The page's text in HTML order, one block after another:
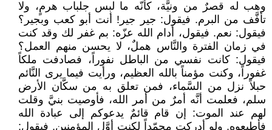
وهب له قصرٌ من ونيَّة، كأنّه ما لبس جلباب هرمٍ، ولا
تأفَّف من البرم. فيقول: جير جير! أنت أبو كعب وبجير؟
فيقول: نعم. فيقول، أدام الله عزّه: بم غفر لك وقد كنت
في زمان الفترة والنَّاس هملٌ، لا يحسن منهم العمل؟
فيقول: كانت نفسي من الباطل نفوراً، فصادفت ملكاً
غفوراً، وكنت مؤمناً بالله العظيم، ورأيت فيما يرى النَّائم
حبلاً نزل من السَّماء، فمن تعلق به من سكَّان الأرض
سلم، فعلمت أنَّه أمرٌ من أمر الله، فأوصيت بنيَّ وقلت
لهم عند الموت: إن قام قائمٌ يدعوكم إلى عبادة الله
فأطيعوه. ولو أدركت محمّداً لكنت أوَّل المؤمنين. فيقول: